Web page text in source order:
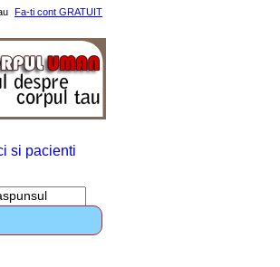
Fa-ti cont GRATUIT
si pacienti